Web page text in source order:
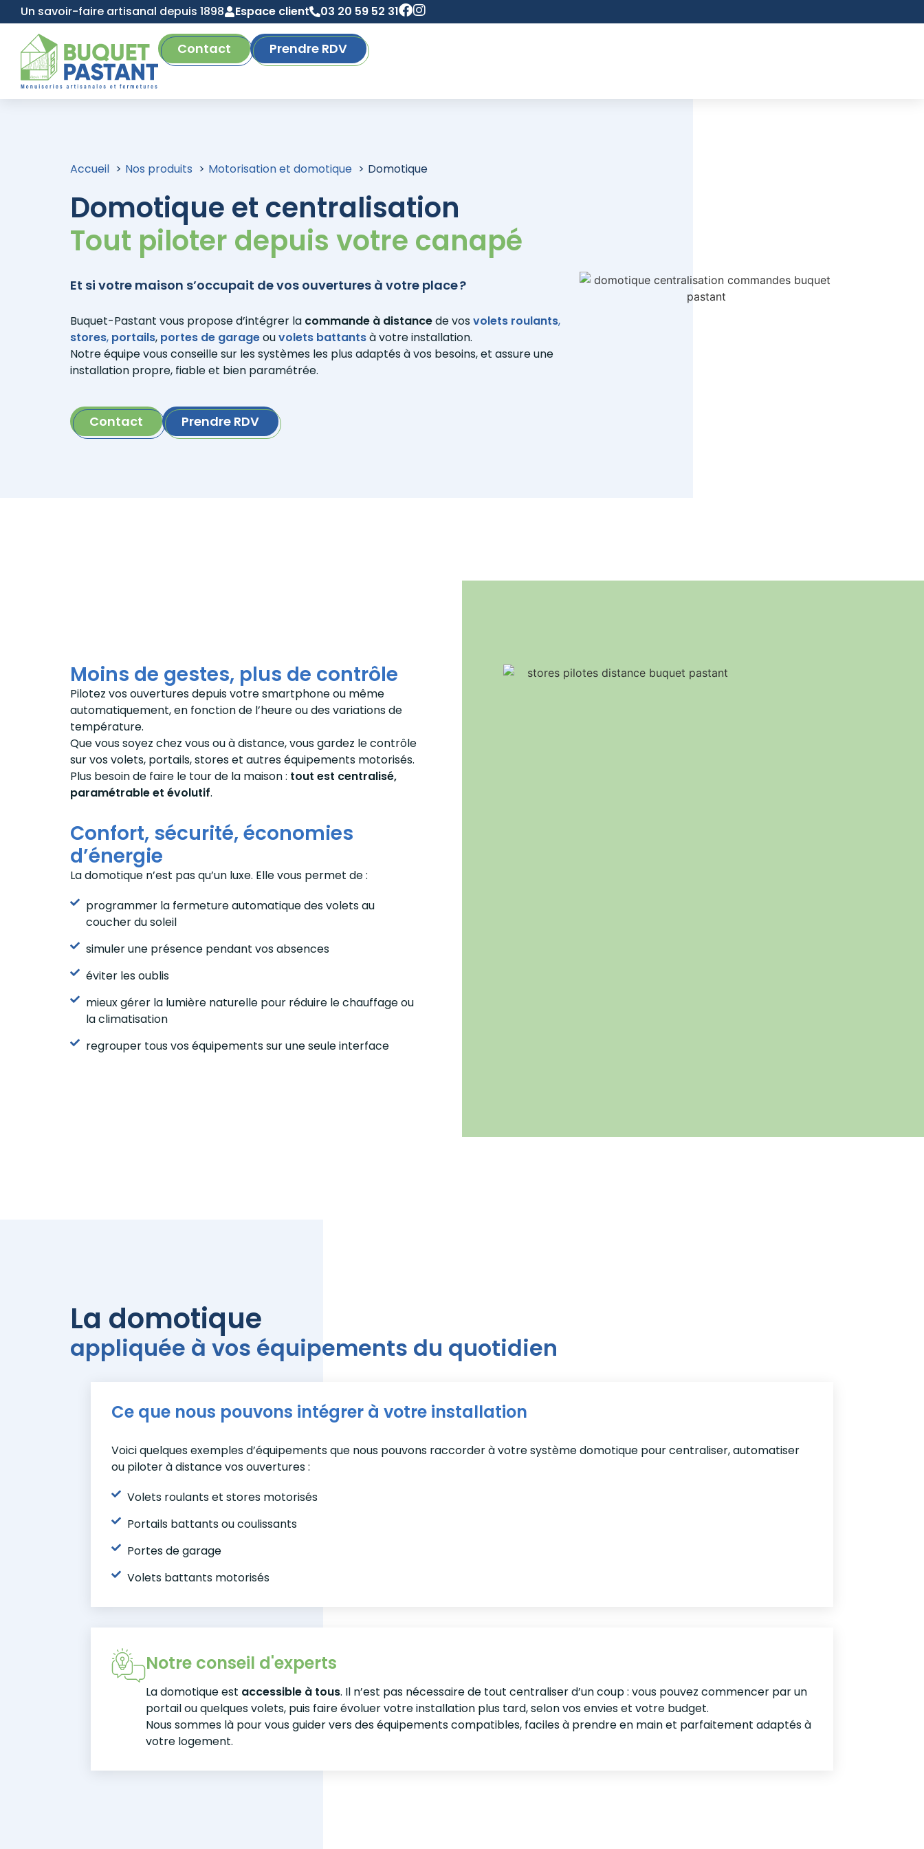
Un savoir-faire artisanal depuis 1898 Espace client 03 20 59 52 31
Contact Prendre RDV
Accueil Nos produits Motorisation et domotique Domotique
Domotique et centralisation
Tout piloter depuis votre canapé
Et si votre maison s’occupait de vos ouvertures à votre place ?
Buquet-Pastant vous propose d’intégrer la commande à distancede vosvolets roulants,
stores, portails, portes de garageouvolets battantsà votre installation.
Notre équipe vous conseille sur les systèmes les plus adaptés à vos besoins, et assure une
installation propre, fiable et bien paramétrée.
Contact Prendre RDV
Moins de gestes, plus de contrôle
Pilotez vos ouvertures depuis votre smartphone ou même
automatiquement, en fonction de l’heure ou des variations de
température.
Que vous soyez chez vous ou à distance, vous gardez le contrôle
sur vos volets, portails, stores et autres équipements motorisés.
Plus besoin de faire le tour de la maison : tout est centralisé,
paramétrable et évolutif.
Confort, sécurité, économies
d’énergie
La domotique n’est pas qu’un luxe. Elle vous permet de :
programmer la fermeture automatique des volets au
coucher du soleil
simuler une présence pendant vos absences
éviter les oublis
mieux gérer la lumière naturelle pour réduire le chauffage ou
la climatisation
regrouper tous vos équipements sur une seule interface
La domotique
appliquée à vos équipements du quotidien
Ce que nous pouvons intégrer à votre installation
Voici quelques exemples d’équipements que nous pouvons raccorder à votre système domotique pour centraliser, automatiser
ou piloter à distance vos ouvertures :
Volets roulants et stores motorisés
Portails battants ou coulissants
Portes de garage
Volets battants motorisés
Notre conseil d'experts
La domotique est accessible à tous. Il n’est pas nécessaire de tout centraliser d’un coup : vous pouvez commencer par un
portail ou quelques volets, puis faire évoluer votre installation plus tard, selon vos envies et votre budget.
Nous sommes là pour vous guider vers des équipements compatibles, faciles à prendre en main et parfaitement adaptés à
votre logement.